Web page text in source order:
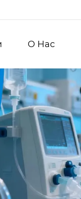
О Hас